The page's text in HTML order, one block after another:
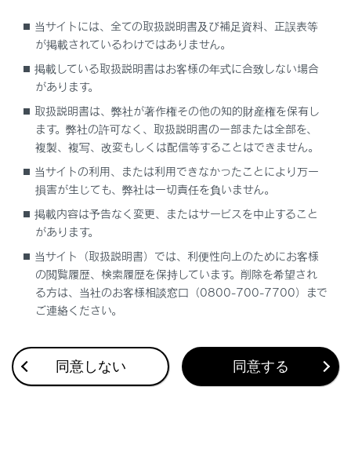
リヤデフロックスイッチ
合わせて見られているページ
AHC（アクティブハイトコントロール）
給油口の開け方
フロントデフロック
このページは役に立ちましたか？
当サイトには、全ての取扱説明書及び補足資料、正誤表等
が掲載されているわけではありません。
掲載している取扱説明書はお客様の年式に合致しない場合
があります。
取扱説明書は、弊社が著作権その他の知的財産権を保有し
ます。弊社の許可なく、取扱説明書の一部または全部を、
複製、複写、改変もしくは配信等することはできません。
当サイトの利用、または利用できなかったことにより万一
損害が生じても、弊社は一切責任を負いません。
掲載内容は予告なく変更、またはサービスを中止すること
があります。
当サイト（取扱説明書）では、利便性向上のためにお客様
の閲覧履歴、検索履歴を保持しています。削除を希望され
る方は、当社のお客様相談窓口（0800-700-7700）まで
ご連絡ください。
同意しない 同意する